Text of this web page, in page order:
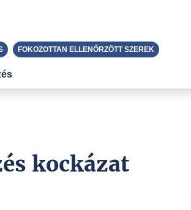
kockázat
FOKOZOTTAN ELLENŐRZÖTT SZEREK